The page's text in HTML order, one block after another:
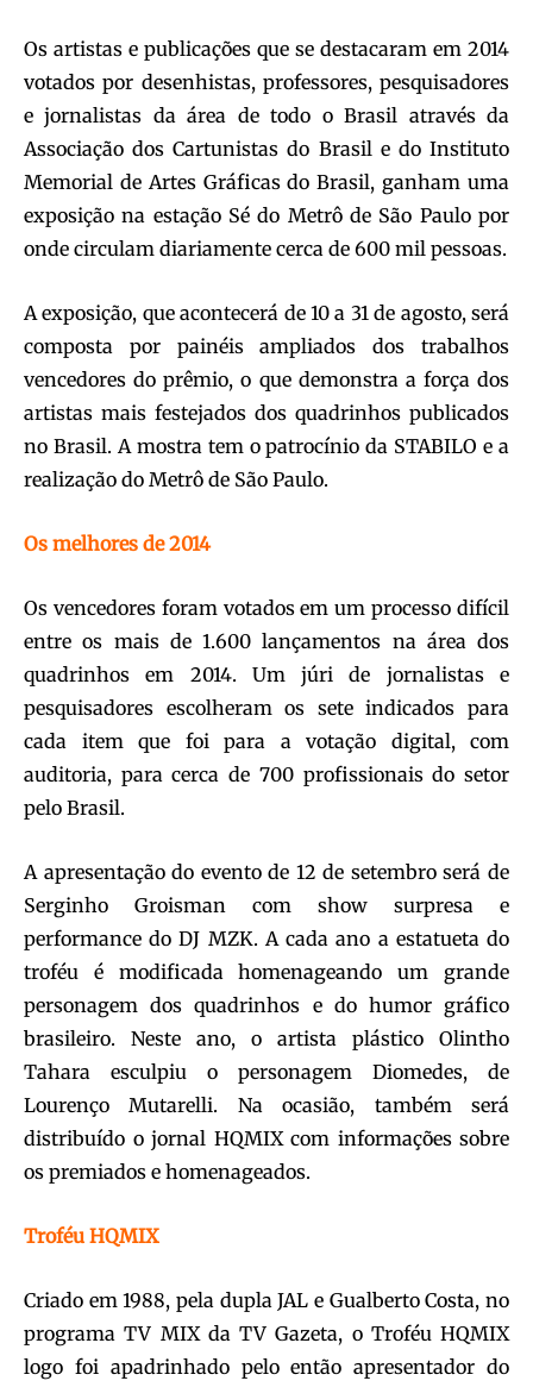
Os artistas e publicações que se destacaram em 2014
votados por desenhistas, professores, pesquisadores
e jornalistas da área de todo o Brasil através da
Associação dos Cartunistas do Brasil e do Instituto
Memorial de Artes Gráficas do Brasil, ganham uma
exposição na estação Sé do Metrô de São Paulo por
onde circulam diariamente cerca de 600 mil pessoas.
A exposição, que acontecerá de 10 a 31 de agosto, será
composta por painéis ampliados dos trabalhos
vencedores do prêmio, o que demonstra a força dos
artistas mais festejados dos quadrinhos publicados
no Brasil. A mostra tem o patrocínio da STABILO e a
realização do Metrô de São Paulo.
Os melhores de 2014
Os vencedores foram votados em um processo difícil
entre os mais de 1.600 lançamentos na área dos
quadrinhos em 2014. Um júri de jornalistas e
pesquisadores escolheram os sete indicados para
cada item que foi para a votação digital, com
auditoria, para cerca de 700 profissionais do setor
pelo Brasil.
A apresentação do evento de 12 de setembro será de
Serginho Groisman com show surpresa e
performance do DJ MZK. A cada ano a estatueta do
troféu é modificada homenageando um grande
personagem dos quadrinhos e do humor gráfico
brasileiro. Neste ano, o artista plástico Olintho
Tahara esculpiu o personagem Diomedes, de
Lourenço Mutarelli. Na ocasião, também será
distribuído o jornal HQMIX com informações sobre
os premiados e homenageados.
Troféu HQMIX
Criado em 1988, pela dupla JAL e Gualberto Costa, no
programa TV MIX da TV Gazeta, o Troféu HQMIX
logo foi apadrinhado pelo então apresentador do